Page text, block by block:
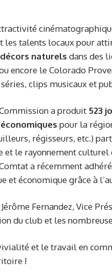
talents locaux pour
naturels dans des
encore le Colorado
clips musicaux et
a produit 523
pour la
régisseurs, etc.)
le rayonnement culturel
a récemment
et économique grâce à
Fernandez, Vice
du club et les
et le travail en
!